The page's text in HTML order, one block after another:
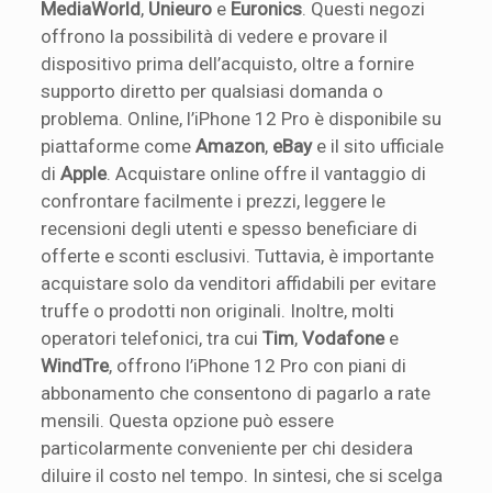
MediaWorld, Unieuro e Euronics. Questi negozi
offrono la possibilità di vedere e provare il
dispositivo prima dell’acquisto, oltre a fornire
supporto diretto per qualsiasi domanda o
problema. Online, l’iPhone 12 Pro è disponibile su
piattaforme comeAmazon, eBaye il sito ufficiale
diApple. Acquistare online offre il vantaggio di
confrontare facilmente i prezzi, leggere le
recensioni degli utenti e spesso beneficiare di
offerte e sconti esclusivi. Tuttavia, è importante
acquistare solo da venditori affidabili per evitare
truffe o prodotti non originali. Inoltre, molti
operatori telefonici, tra cuiTim,Vodafonee
WindTre, offrono l’iPhone 12 Pro con piani di
abbonamento che consentono di pagarlo a rate
mensili. Questa opzione può essere
particolarmente conveniente per chi desidera
diluire il costo nel tempo. In sintesi, che si scelga